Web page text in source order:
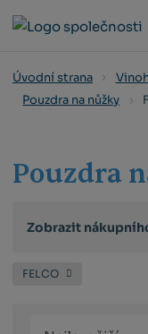
Úvodní strana
Pouzdra na nůžky
Pouzdra
Zobrazit
FELCO